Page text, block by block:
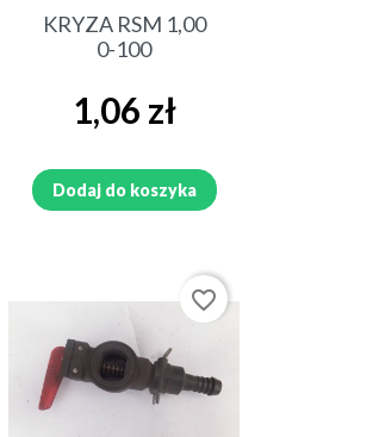
CZOŁOWY TUR
DO CEBULI ,
DO CEBULI, SUSZARKA
I RZĘDOWA
Szybki podgląd
KRYZA RSM 1,00
0-100
Cena
1,06 zł
Dodaj do koszyka
favorite_border